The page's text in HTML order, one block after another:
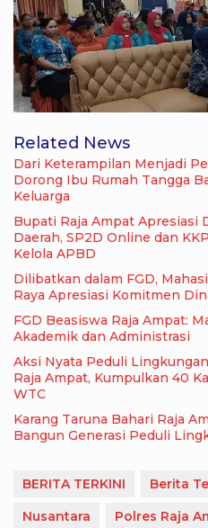
Related News
Dari Keterampilan Menjadi
Dorong Ibu Rumah Tangga
Keluarga
Bupati Raja Ampat Apresiasi
Daerah, SP2D Online dan
Kelola APBD
Dilibatkan dalam FGD,
Raya Apresiasi Komitmen
FGD Beasiswa Raja Ampat:
Akademik dan Administrasi
Aksi Nyata Peduli
Raja Ampat, Kumpulkan 40
WTC
Karang Taruna Bahari Raja
Bangun Generasi Peduli
BERITA TERKINI
Berita
Nusantara
Polres Raja